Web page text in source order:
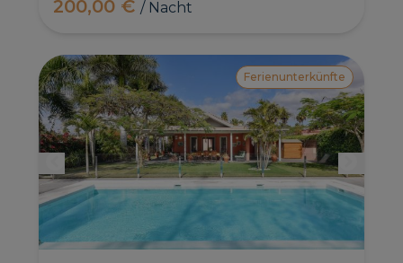
200,00 €/ Nacht
Ferienunterkünfte